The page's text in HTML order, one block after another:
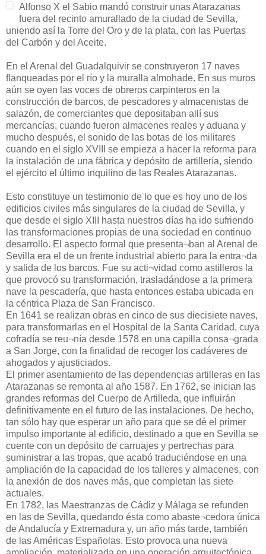
Alfonso X el Sabio mandó construir unas Atarazanas
fuera del recinto amurallado de la ciudad de Sevilla,
uniendo así la Torre del Oro y de la plata, con las Puertas
del Carbón y del Aceite.
En el Arenal del Guadalquivir se construyeron 17 naves
flanqueadas por el río y la muralla almohade. En sus muros
aún se oyen las voces de obreros carpinteros en la
construcción de barcos, de pescadores y almacenistas de
salazón, de comerciantes que depositaban allí sus
mercancías, cuando fueron almacenes reales y aduana y
mucho después, el sonido de las botas de los militares
cuando en el siglo XVIII se empieza a hacer la reforma para
la instalación de una fábrica y depósito de artillería, siendo
el ejército el último inquilino de las Reales Atarazanas.
Esto constituye un testimonio de lo que es hoy uno de los
edificios civiles más singulares de la ciudad de Sevilla, y
que desde el siglo XIII hasta nuestros días ha ido sufriendo
las transformaciones propias de una sociedad en continuo
desarrollo. El aspecto formal que presenta¬ban al Arenal de
Sevilla era el de un frente industrial abierto para la entra¬da
y salida de los barcos. Fue su acti¬vidad como astilleros la
que provocó su transformación, trasladándose a la primera
nave la pescadería, que hasta entonces estaba ubicada en
la céntrica Plaza de San Francisco.
En 1641 se realizan obras en cinco de sus diecisiete naves,
para transformarlas en el Hospital de la Santa Caridad, cuya
cofradía se reu¬nía desde 1578 en una capilla consa¬grada
a San Jorge, con la finalidad de recoger los cadáveres de
ahogados y ajusticiados.
El primer asentamiento de las dependencias artilleras en las
Atarazanas se remonta al año 1587. En 1762, se inician las
grandes reformas del Cuerpo de Artilleda, que influirán
definitivamente en el futuro de las instalaciones. De hecho,
tan sólo hay que esperar un año para que se dé el primer
impulso importante al edificio, destinado a que en Sevilla se
cuente con un depósito de carruajes y pertrechas para
suministrar a las tropas, que acabó traduciéndose en una
ampliación de la capacidad de los talleres y almacenes, con
la anexión de dos naves más, que completan las siete
actuales.
En 1782, las Maestranzas de Cádiz y Málaga se refunden
en las de Sevilla, quedando ésta como abaste¬cedora única
de Andalucía y Extremadura y, un año más tarde, también
de las Américas Españolas. Esto provoca una nueva